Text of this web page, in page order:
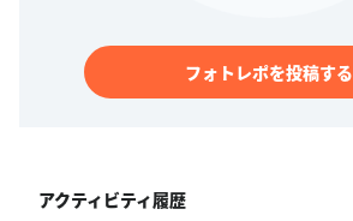
フォトレポを投稿する
アクティビティ履歴